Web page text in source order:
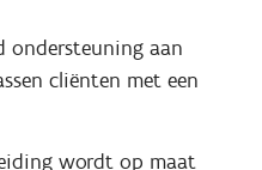
ondersteuning aan
cliënten met een
wordt op maat